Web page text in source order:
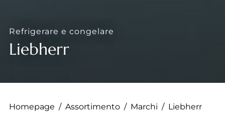
Refrigerare e congelare
Liebherr
Homepage / Assortimento / Marchi / Liebherr